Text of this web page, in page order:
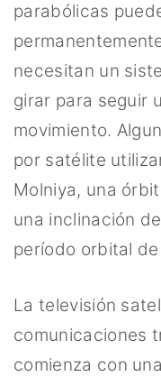
parabólicas
necesitan un
girar para seguir
movimiento.
por satélite
Molniya, una
una inclinación
período orbital
La televisión
comunicaciones
comienza con